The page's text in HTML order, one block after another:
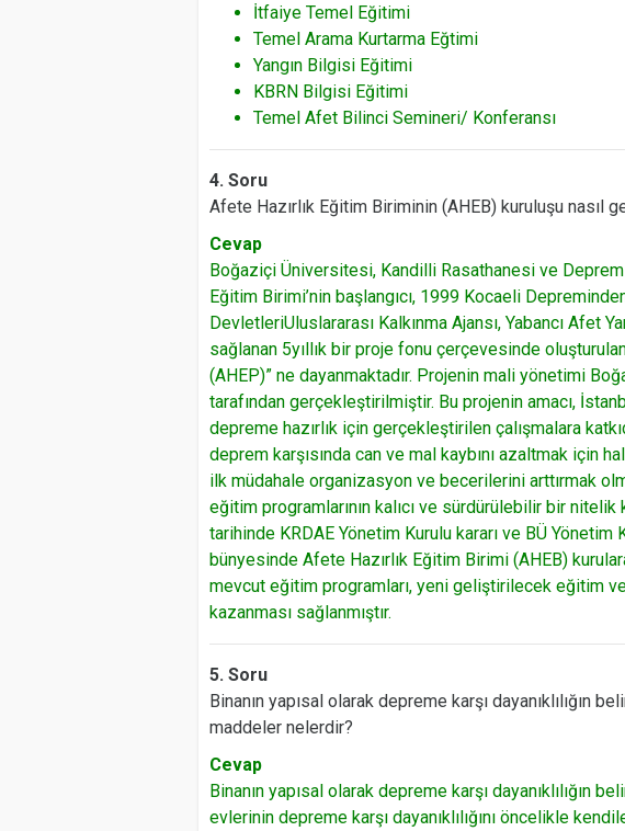
İtfaiye Temel Eğitimi
Temel Arama Kurtarma Eğtimi
Yangın Bilgisi Eğitimi
KBRN Bilgisi Eğitimi
Temel Afet Bilinci Semineri/ Konferansı
4. Soru
Afete Hazırlık Eğitim Biriminin (AHEB) kuruluşu nasıl
Cevap
Boğaziçi Üniversitesi, Kandilli Rasathanesi ve Deprem
Eğitim Birimi’nin başlangıcı, 1999 Kocaeli
DevletleriUluslararası Kalkınma Ajansı, Yabancı Afet
sağlanan 5yıllık bir proje fonu çerçevesinde
(AHEP)” ne dayanmaktadır. Projenin mali yönetimi
tarafından gerçekleştirilmiştir. Bu projenin amacı,
depreme hazırlık için gerçekleştirilen çalışmalara
deprem karşısında can ve mal kaybını azaltmak için
ilk müdahale organizasyon ve becerilerini arttırmak
eğitim programlarının kalıcı ve sürdürülebilir bir
tarihinde KRDAE Yönetim Kurulu kararı ve BÜ Yönetim
bünyesinde Afete Hazırlık Eğitim Birimi (AHEB)
mevcut eğitim programları, yeni geliştirilecek eğitim
kazanması sağlanmıştır.
5. Soru
Binanın yapısal olarak depreme karşı dayanıklılığın
maddeler nelerdir?
Cevap
Binanın yapısal olarak depreme karşı dayanıklılığın
evlerinin depreme karşı dayanıklılığını öncelikle